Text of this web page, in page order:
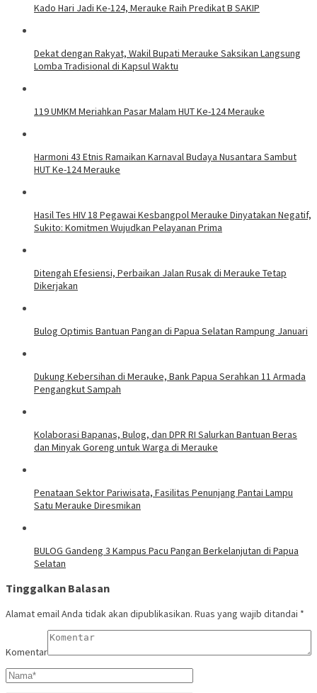
Kado Hari Jadi Ke-124, Merauke Raih Predikat B SAKIP
Dekat dengan Rakyat, Wakil Bupati Merauke Saksikan Langsung
Lomba Tradisional di Kapsul Waktu
119 UMKM Meriahkan Pasar Malam HUT Ke-124 Merauke
Harmoni 43 Etnis Ramaikan Karnaval Budaya Nusantara Sambut
HUT Ke-124 Merauke
Hasil Tes HIV 18 Pegawai Kesbangpol Merauke Dinyatakan Negatif,
Sukito: Komitmen Wujudkan Pelayanan Prima
Ditengah Efesiensi, Perbaikan Jalan Rusak di Merauke Tetap
Dikerjakan
Bulog Optimis Bantuan Pangan di Papua Selatan Rampung Januari
​Dukung Kebersihan di Merauke, Bank Papua Serahkan 11 Armada
Pengangkut Sampah
​Kolaborasi Bapanas, Bulog, dan DPR RI Salurkan Bantuan Beras
dan Minyak Goreng untuk Warga di Merauke
Penataan Sektor Pariwisata, Fasilitas Penunjang Pantai Lampu
Satu Merauke Diresmikan
BULOG Gandeng 3 Kampus Pacu Pangan Berkelanjutan di Papua
Selatan
Tinggalkan Balasan
Alamat email Anda tidak akan dipublikasikan. Ruas yang wajib ditandai *
Komentar